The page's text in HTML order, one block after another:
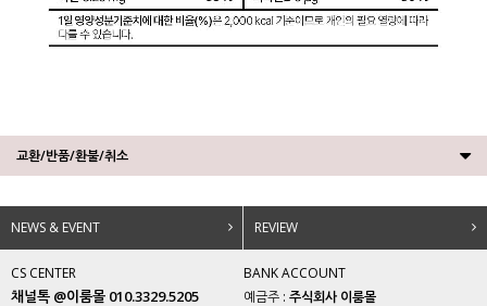
교환/반품/환불/취소
NEWS & EVENT REVIEW
CS CENTER
채널톡 @이룸몰 010.3329.5205
BANK ACCOUNT
예금주 : 주식회사 이룸몰